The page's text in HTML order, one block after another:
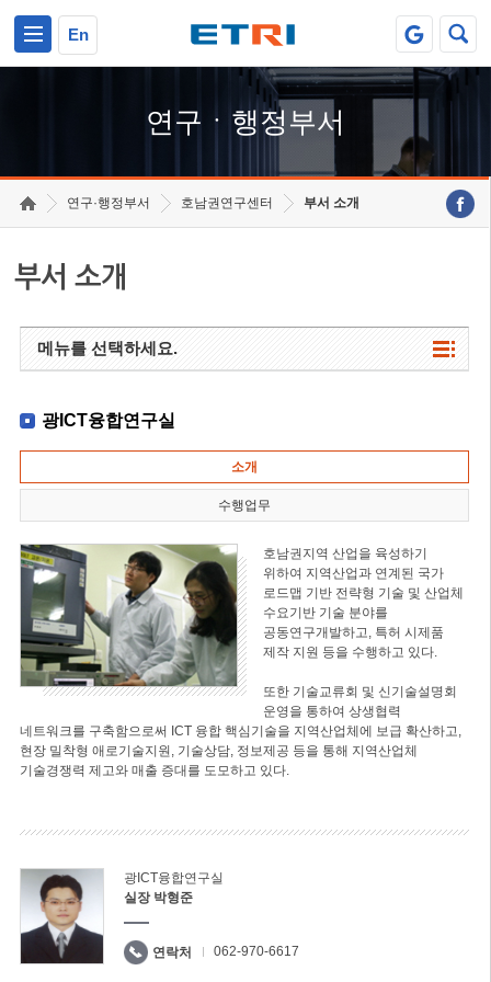
En
연구ㆍ행정부서
연구·행정부서 호남권연구센터 부서 소개
부서 소개
메뉴를 선택하세요.
광ICT융합연구실
소개
수행업무
호남권지역 산업을 육성하기
위하여 지역산업과 연계된 국가
로드맵 기반 전략형 기술 및 산업체
수요기반 기술 분야를
공동연구개발하고, 특허 시제품
제작 지원 등을 수행하고 있다.
또한 기술교류회 및 신기술설명회
운영을 통하여 상생협력
네트워크를 구축함으로써 ICT 융합 핵심기술을 지역산업체에 보급 확산하고,
현장 밀착형 애로기술지원, 기술상담, 정보제공 등을 통해 지역산업체
기술경쟁력 제고와 매출 증대를 도모하고 있다.
광ICT융합연구실
실장 박형준
연락처 062-970-6617